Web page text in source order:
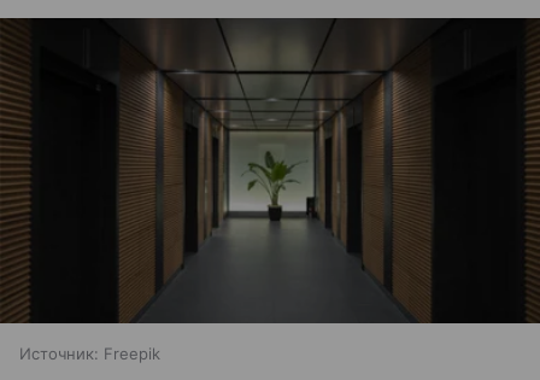
Источник: Freepik